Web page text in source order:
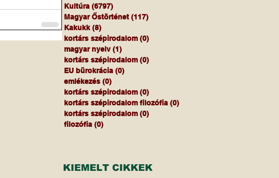
Kultúra (6797)
Magyar Őstörténet (117)
Kakukk (8)
kortárs szépirodalom (0)
magyar nyelv (1)
kortárs szépirodalom (0)
EU bürokrácia (0)
emlékezés (0)
kortárs szépirodalom (0)
kortárs szépirodalom filozófia (0)
kortárs szépirodalom (0)
filozófia (0)
KIEMELT CIKKEK